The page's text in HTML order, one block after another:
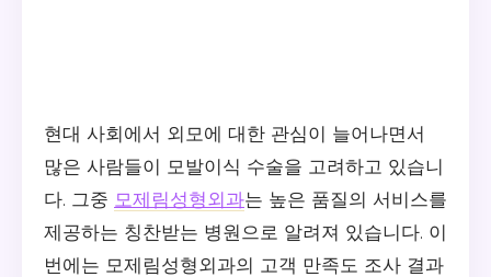
현대 사회에서 외모에 대한 관심이 늘어나면서
많은 사람들이 모발이식 수술을 고려하고 있습니
다. 그중 모제림성형외과는 높은 품질의 서비스를
제공하는 칭찬받는 병원으로 알려져 있습니다. 이
번에는 모제림성형외과의 고객 만족도 조사 결과